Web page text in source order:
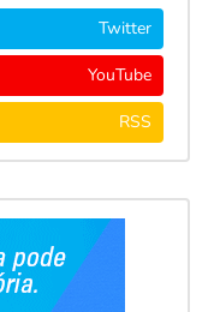
Twitter
YouTube
RSS